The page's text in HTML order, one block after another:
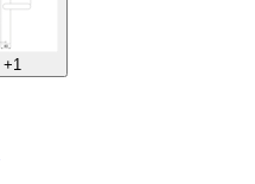
+1